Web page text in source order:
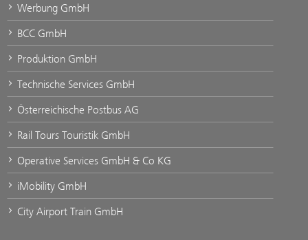
Werbung GmbH
BCC GmbH
Produktion GmbH
Technische Services GmbH
Österreichische Postbus AG
Rail Tours Touristik GmbH
Operative Services GmbH & Co KG
iMobility GmbH
City Airport Train GmbH